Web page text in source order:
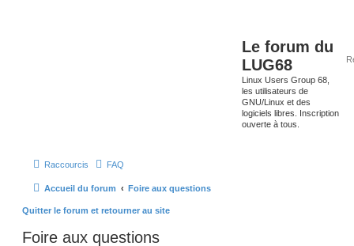
Le forum du
LUG68
Linux Users Group 68,
les utilisateurs de
GNU/Linux et des
logiciels libres. Inscription
ouverte à tous.
Raccourcis FAQ
Accueil du forum Foire aux questions
Quitter le forum et retourner au site
Foire aux questions